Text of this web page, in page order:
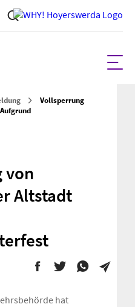
Suchen
Vollsperrung
von
Altstadt
hat